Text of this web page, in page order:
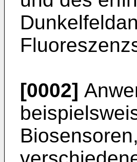
[0002]